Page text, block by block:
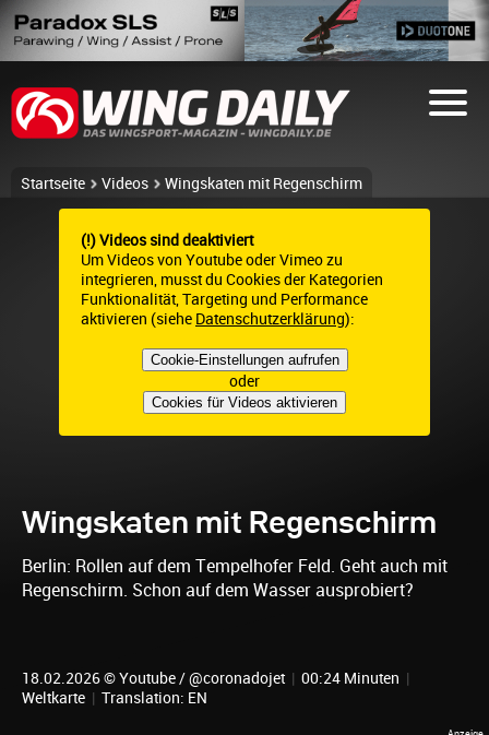
Startseite Videos Wingskaten mit Regenschirm
(!) Videos sind deaktiviert
Um Videos von Youtube oder Vimeo zu
integrieren, musst du Cookies der Kategorien
Funktionalität, Targeting und Performance
aktivieren (siehe Datenschutzerklärung):
Cookie-Einstellungen aufrufen
oder
Cookies für Videos aktivieren
Wingskaten mit Regenschirm
Berlin: Rollen auf dem Tempelhofer Feld. Geht auch mit
Regenschirm. Schon auf dem Wasser ausprobiert?
18.02.2026 © Youtube / @coronadojet | 00:24 Minuten |
Weltkarte | Translation: EN